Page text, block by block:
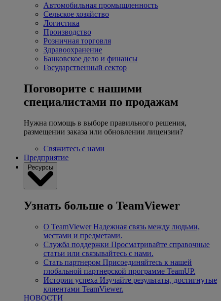
Автомобильная промышленность
Сельское хозяйство
Логистика
Производство
Розничная торговля
Здравоохранение
Банковское дело и финансы
Государственный сектор
Поговорите с нашими
специалистами по продажам
Нужна помощь в выборе правильного решения,
размещении заказа или обновлении лицензии?
Свяжитесь с нами
Предприятие
Ресурсы
Узнать больше о TeamViewer
О TeamViewer Надежная связь между людьми,
местами и предметами.
Служба поддержки Просматривайте справочные
статьи или связывайтесь с нами.
Стать партнером Присоединяйтесь к нашей
глобальной партнерской программе TeamUP.
Истории успеха Изучайте результаты, достигнутые
клиентами TeamViewer.
НОВОСТИ